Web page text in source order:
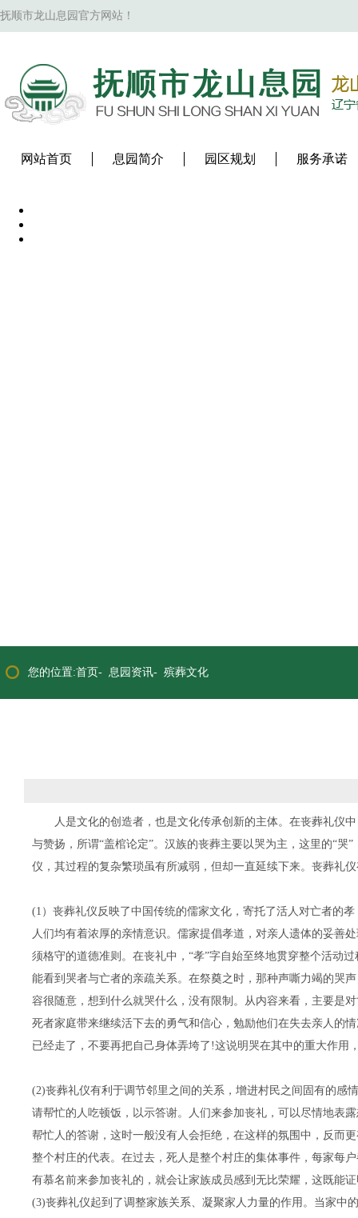
抚顺市龙山息园官方网站！
网站首页 息园简介 园区规划 服务承诺
您的位置:首页- 息园资讯- 殡葬文化
人是文化的创造者，也是文化传承创新的主体。在丧葬礼仪
与赞扬，所谓“盖棺论定”。汉族的丧葬主要以哭为主，这里的“
仪，其过程的复杂繁琐虽有所减弱，但却一直延续下来。丧葬礼
(1）丧葬礼仪反映了中国传统的儒家文化，寄托了活人对亡者的
人们均有着浓厚的亲情意识。儒家提倡孝道，对亲人遗体的妥善
须格守的道德准则。在丧礼中，“孝”字自始至终地贯穿整个活动
能看到哭者与亡者的亲疏关系。在祭奠之时，那种声嘶力竭的哭
容很随意，想到什么就哭什么，没有限制。从内容来看，主要是
死者家庭带来继续活下去的勇气和信心，勉励他们在失去亲人的
已经走了，不要再把自己身体弄垮了!这说明哭在其中的重大作用
(2)丧葬礼仪有利于调节邻里之间的关系，增进村民之间固有的感
请帮忙的人吃顿饭，以示答谢。人们来参加丧礼，可以尽情地表
帮忙人的答谢，这时一般没有人会拒绝，在这样的氛围中，反而
整个村庄的代表。在过去，死人是整个村庄的集体事件，每家每
有慕名前来参加丧礼的，就会让家族成员感到无比荣耀，这既能
(3)丧葬礼仪起到了调整家族关系、凝聚家人力量的作用。当家中